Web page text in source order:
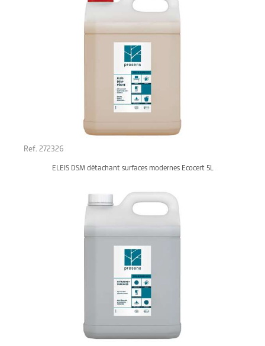
Ref. 272326
ELEIS DSM détachant surfaces modernes Ecocert 5L